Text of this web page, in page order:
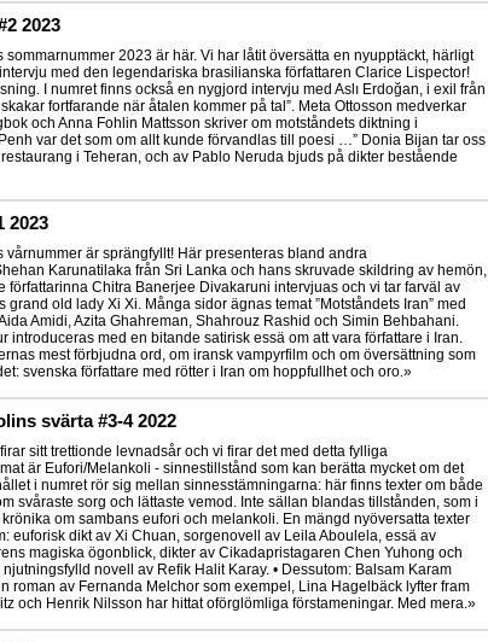
2023
sommarnummer 2023 är här. Vi har låtit översätta en nyupptäckt, härligt
med den legendariska brasilianska författaren Clarice Lispector!
I numret finns också en nygjord intervju med Aslı Erdoğan, i exil från
fortfarande när åtalen kommer på tal”. Meta Ottosson medverkar
och Anna Fohlin Mattsson skriver om motståndets diktning i
var det som om allt kunde förvandlas till poesi …” Donia Bijan tar oss
i Teheran, och av Pablo Neruda bjuds på dikter bestående
2023
vårnummer är sprängfyllt! Här presenteras bland andra
Karunatilaka från Sri Lanka och hans skruvade skildring av hemön,
författarinna Chitra Banerjee Divakaruni intervjuas och vi tar farväl av
grand old lady Xi Xi. Många sidor ägnas temat ”Motståndets Iran” med
Amidi, Azita Ghahreman, Shahrouz Rashid och Simin Behbahani.
introduceras med en bitande satirisk essä om att vara författare i Iran.
mest förbjudna ord, om iransk vampyrfilm och om översättning som
svenska författare med rötter i Iran om hoppfullhet och oro.»
svärta #3-4 2022
sitt trettionde levnadsår och vi firar det med detta fylliga
är Eufori/Melankoli - sinnestillstånd som kan berätta mycket om det
i numret rör sig mellan sinnesstämningarna: här finns texter om både
svåraste sorg och lättaste vemod. Inte sällan blandas tillstånden, som i
om sambans eufori och melankoli. En mängd nyöversatta texter
euforisk dikt av Xi Chuan, sorgenovell av Leila Aboulela, essä av
magiska ögonblick, dikter av Cikadapristagaren Chen Yuhong och
novell av Refik Halit Karay. • Dessutom: Balsam Karam
roman av Fernanda Melchor som exempel, Lina Hagelbäck lyfter fram
och Henrik Nilsson har hittat oförglömliga förstameningar. Med mera.»